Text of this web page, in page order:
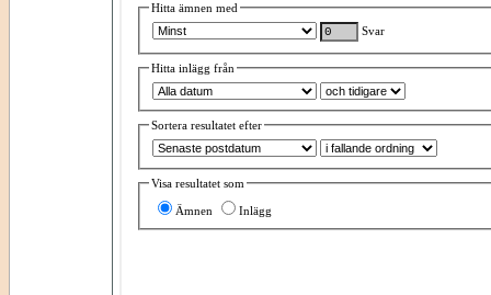
Hitta ämnen med
Svar
Hitta inlägg från
Sortera resultatet efter
Visa resultatet som
Ämnen Inlägg